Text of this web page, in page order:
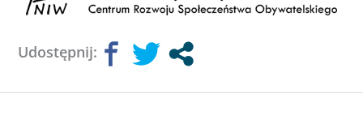
Udostępnij: